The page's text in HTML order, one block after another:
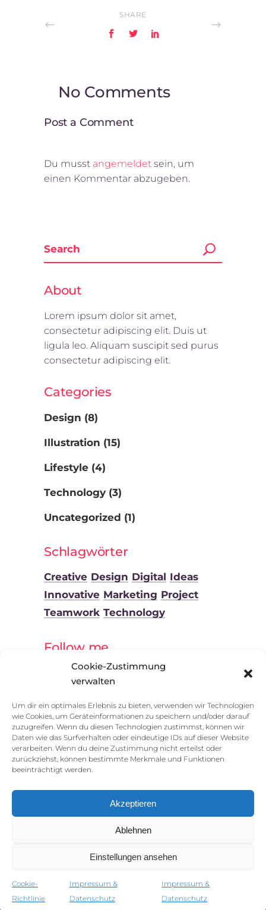
Cookie-Zustimmung
verwalten
Um dir ein optimales Erlebnis zu bieten, verwenden wir Technologien
wie Cookies, um Geräteinformationen zu speichern und/oder darauf
zuzugreifen. Wenn du diesen Technologien zustimmst, können wir
Daten wie das Surfverhalten oder eindeutige IDs auf dieser Website
verarbeiten. Wenn du deine Zustimmung nicht erteilst oder
zurückziehst, können bestimmte Merkmale und Funktionen
beeinträchtigt werden.
Akzeptieren
Ablehnen
Einstellungen ansehen
Cookie-
Richtlinie
Impressum &
Datenschutz
Impressum &
Datenschutz
SHARE
No Comments
Post a Comment
Du musst angemeldet sein, um
einen Kommentar abzugeben.
About
Lorem ipsum dolor sit amet,
consectetur adipiscing elit. Duis ut
ligula leo. Aliquam suscipit sed purus
consectetur adipiscing elit.
Categories
Design (8)
Illustration (15)
Lifestyle (4)
Technology (3)
Uncategorized (1)
Schlagwörter
Creative Design Digital Ideas
Innovative Marketing Project
Teamwork Technology
Follow me